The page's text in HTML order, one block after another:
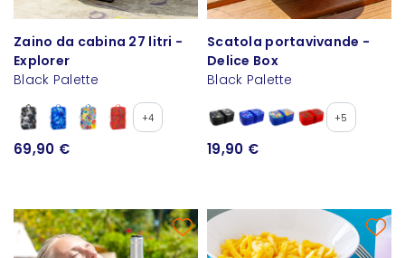
Zaino da cabina 27 litri -
Explorer
Black Palette
+4
69,90 €
Scatola portavivande -
Delice Box
Black Palette
+5
19,90 €